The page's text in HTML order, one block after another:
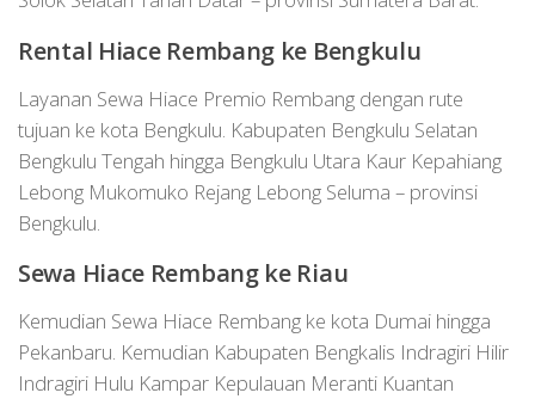
Rental Hiace Rembang ke Bengkulu
Layanan Sewa Hiace Premio Rembang dengan rute
tujuan ke kota Bengkulu. Kabupaten Bengkulu Selatan
Bengkulu Tengah hingga Bengkulu Utara Kaur Kepahiang
Lebong Mukomuko Rejang Lebong Seluma – provinsi
Bengkulu.
Sewa Hiace Rembang ke Riau
Kemudian Sewa Hiace Rembang ke kota Dumai hingga
Pekanbaru. Kemudian Kabupaten Bengkalis Indragiri Hilir
Indragiri Hulu Kampar Kepulauan Meranti Kuantan